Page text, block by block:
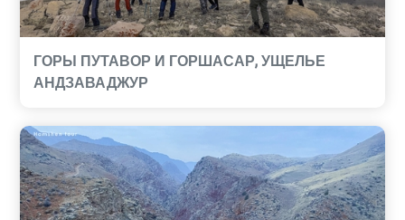
ГОРЫ ПУТАВОР И ГОРШАСАР, УЩЕЛЬЕ
АНДЗАВАДЖУР